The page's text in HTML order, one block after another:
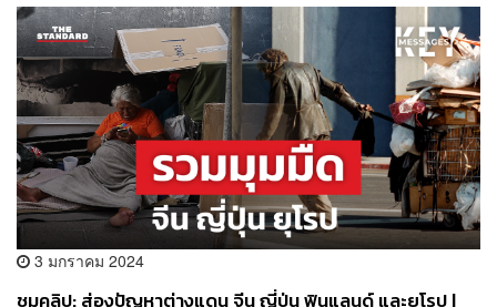
3 มกราคม 2024
ชมคลิป: ส่องปัญหาต่างแดน จีน ญี่ปุ่น ฟินแลนด์ และยุโรป |